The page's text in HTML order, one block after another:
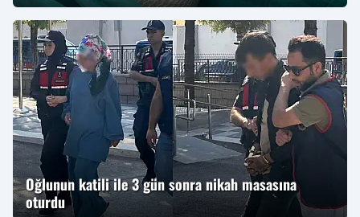
Oğlunun katili ile 3 gün sonra nikah masasına
oturdu